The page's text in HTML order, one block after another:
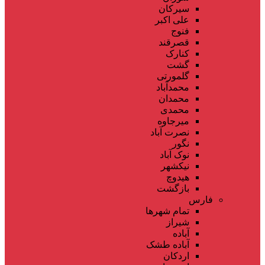
سیرکان
علی اکبر
فنوج
قصرقند
کنارک
گشت
گلمورتی
محمدآباد
محمدان
محمدی
میرجاوه
نصرت آباد
نگور
نوک آباد
نیکشهر
هیدوچ
بازگشت
فارس
تمام شهر‌ها
شیراز
آباده
آباده طشک
اردکان